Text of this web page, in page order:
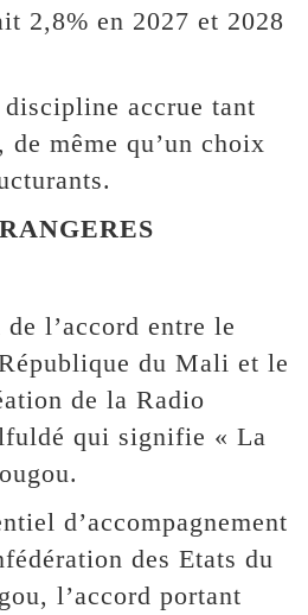
2,8% en 2027 et 2028
accrue tant
même qu’un choix
l’accord entre le
du Mali et le
de la Radio
qui signifie « La
d’accompagnement
des Etats du
l’accord portant